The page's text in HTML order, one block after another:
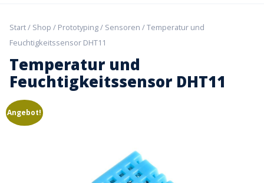
Hersteller,
Start/ Shop / Prototyping/ Sensoren / Temperatur und
Feuchtigkeitssensor DHT11
Temperatur und
Feuchtigkeitssensor DHT11
Angebot!